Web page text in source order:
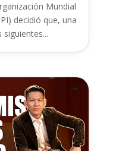
Mundial
decidió que, una